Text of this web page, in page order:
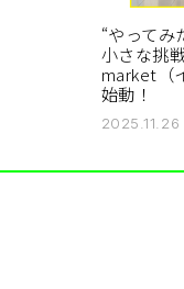
“やってみ
小さな挑
market（
始動！
2025.11.26